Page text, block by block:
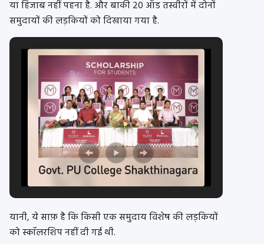
या हिजाब नहीं पहना है. और बाकी 20 ऑड तस्वीरों में दोनों
समुदायों की लड़कियों को दिखाया गया है.
यानी, ये साफ़ है कि किसी एक समुदाय विशेष की लड़कियों
को स्कॉलरशिप नहीं दी गई थी.